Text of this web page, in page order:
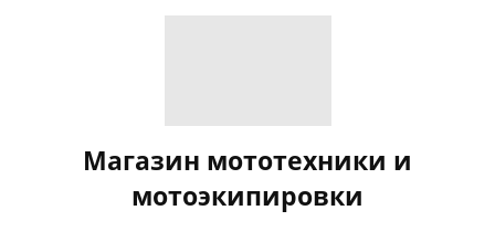
Магазин мототехники и
мотоэкипировки